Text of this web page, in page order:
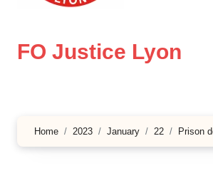
FO Justice Lyon
Home 2023 January 22 Prison